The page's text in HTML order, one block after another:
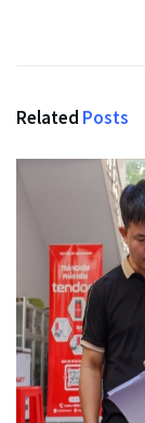
Related Posts